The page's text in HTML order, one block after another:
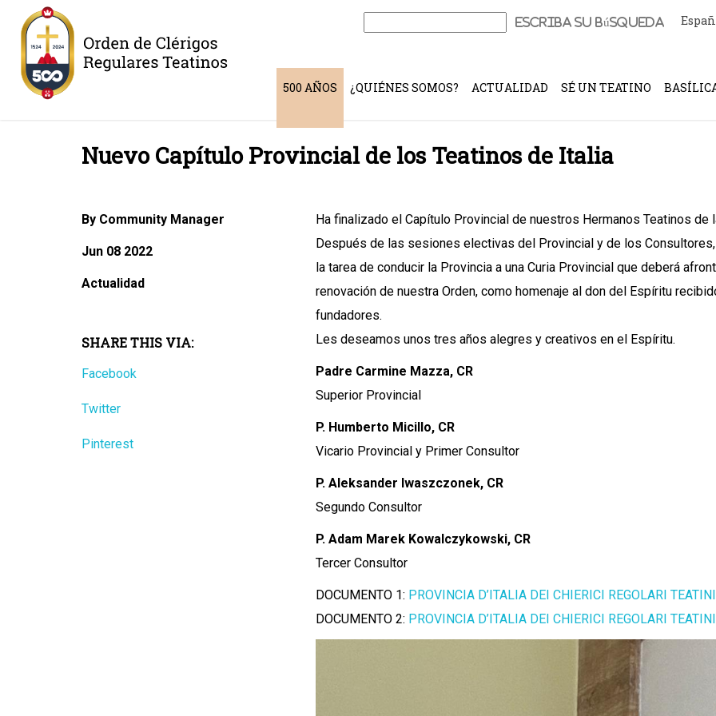
Buscar:
500 AÑOS ¿QUIÉNES SOMOS? ACTUALIDAD SÉ UN TEATINO
Nuevo Capítulo Provincial de los Teatinos de Italia
By Community Manager
Jun 08 2022
Actualidad
SHARE THIS VIA:
Facebook
Twitter
Pinterest
Ha finalizado el Capítulo Provincial de nuestros Hermanos Teatinos de
Después de las sesiones electivas del Provincial y de los
la tarea de conducir la Provincia a una Curia Provincial que deberá
renovación de nuestra Orden, como homenaje al don del Espíritu
fundadores.
Les deseamos unos tres años alegres y creativos en el Espíritu.
Padre Carmine Mazza, CR
Superior Provincial
P. Humberto Micillo, CR
Vicario Provincial y Primer Consultor
P. Aleksander Iwaszczonek, CR
Segundo Consultor
P. Adam Marek Kowalczykowski, CR
Tercer Consultor
DOCUMENTO 1: PROVINCIA D’ITALIA DEI CHIERICI REGOLARI TEATINI
DOCUMENTO 2: PROVINCIA D’ITALIA DEI CHIERICI REGOLARI